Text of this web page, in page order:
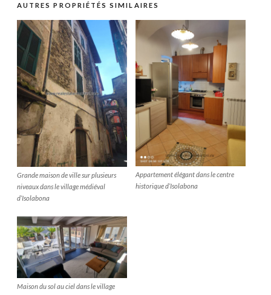
AUTRES PROPRIÉTÉS SIMILAIRES
Grande maison de ville sur plusieurs
niveaux dans le village médiéval
d’Isolabona
Appartement élégant dans le centre
historique d’Isolabona
Maison du sol au ciel dans le village